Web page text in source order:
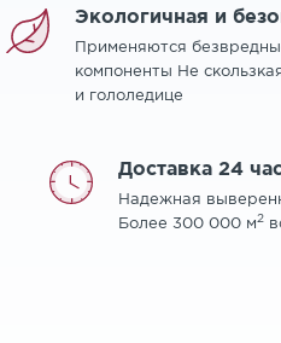
Экологичная и
Применяются
компоненты Не
и гололедице
Доставка 24
Надежная
Более 300 000 м2